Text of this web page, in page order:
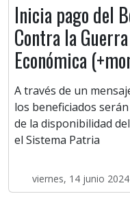
Inicia pago del
Contra la Guerra
Económica
A través de un
los beneficiados
de la disponibilidad
el Sistema Patria
viernes, 14 junio